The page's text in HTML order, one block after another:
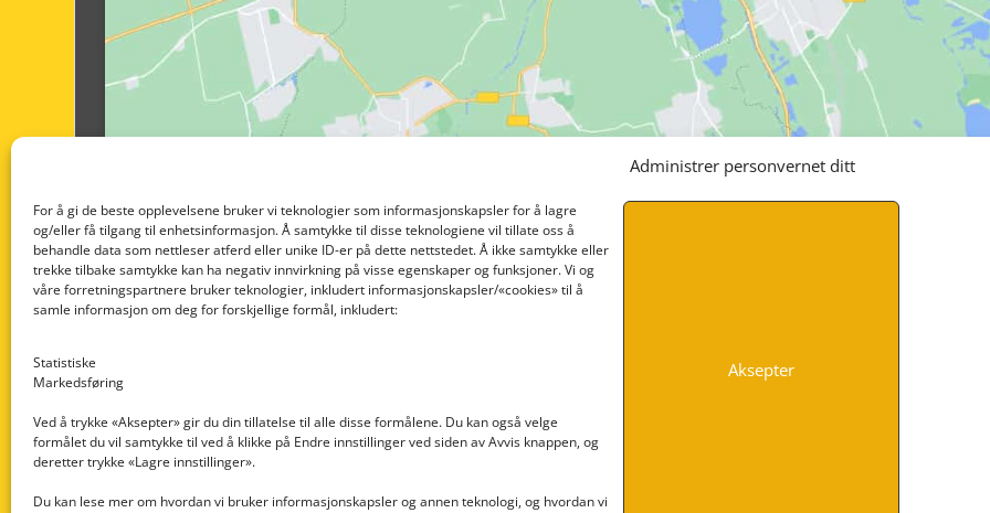
Administrer personvernet ditt
For å gi de beste opplevelsene bruker vi teknologier som informasjonskapsler for å lagre
og/eller få tilgang til enhetsinformasjon. Å samtykke til disse teknologiene vil tillate oss å
behandle data som nettleser atferd eller unike ID-er på dette nettstedet. Å ikke samtykke eller
trekke tilbake samtykke kan ha negativ innvirkning på visse egenskaper og funksjoner. Vi og
våre forretningspartnere bruker teknologier, inkludert informasjonskapsler/«cookies» til å
samle informasjon om deg for forskjellige formål, inkludert:
Statistiske
Markedsføring
Ved å trykke «Aksepter» gir du din tillatelse til alle disse formålene. Du kan også velge
formålet du vil samtykke til ved å klikke på Endre innstillinger ved siden av Avvis knappen, og
deretter trykke «Lagre innstillinger».
Du kan lese mer om hvordan vi bruker informasjonskapsler og annen teknologi, og hvordan vi
Aksepter
Nedre Nøttveit 60, 5238 Rådal
Email: post@dekkogdeler.com
INFORMASJON